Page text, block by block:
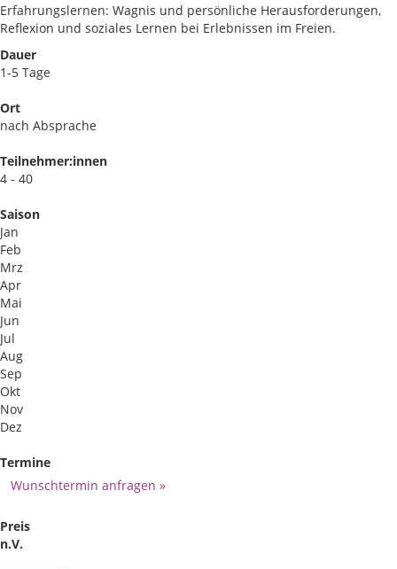
Erfahrungslernen: Wagnis und persönliche Herausforderungen,
Reflexion und soziales Lernen bei Erlebnissen im Freien.
Dauer
1-5 Tage
Ort
nach Absprache
Teilnehmer:innen
4 - 40
Saison
Jan
Feb
Mrz
Apr
Mai
Jun
Jul
Aug
Sep
Okt
Nov
Dez
Termine
Wunschtermin anfragen »
Preis
n.V.